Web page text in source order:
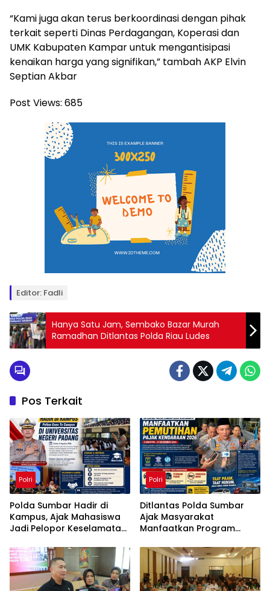
“Kami juga akan terus berkoordinasi dengan pihak
terkait seperti Dinas Perdagangan, Koperasi dan
UMK Kabupaten Kampar untuk mengantisipasi
kenaikan harga yang signifikan,” tambah AKP Elvin
Septian Akbar
Post Views: 685
Editor: Fadli
Hanya Satu Jam, Sembako Bazar Murah
Ramadhan Ditlantas Polda Riau Ludes
Pos Terkait
Polri
Polda Sumbar Hadir di
Kampus, Ajak Mahasiswa
Jadi Pelopor Keselamatan
Polri
Ditlantas Polda Sumbar
Ajak Masyarakat
Manfaatkan Program
Kendaraan 2026